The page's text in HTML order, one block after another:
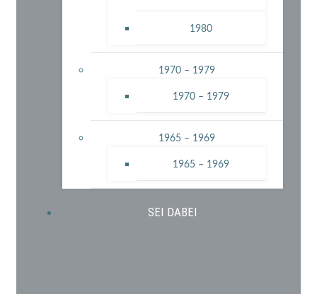
1980
1970 – 1979
1970 – 1979
1965 – 1969
1965 – 1969
SEI DABEI